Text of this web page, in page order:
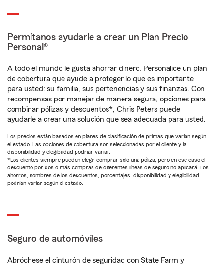
Permítanos ayudarle a crear un Plan Precio
Personal®
A todo el mundo le gusta ahorrar dinero. Personalice un plan
de cobertura que ayude a proteger lo que es importante
para usted: su familia, sus pertenencias y sus finanzas. Con
recompensas por manejar de manera segura, opciones para
combinar pólizas y descuentos*, Chris Peters puede
ayudarle a crear una solución que sea adecuada para usted.
Los precios están basados en planes de clasificación de primas que varían según
el estado. Las opciones de cobertura son seleccionadas por el cliente y la
disponibilidad y elegibilidad podrían variar.
*Los clientes siempre pueden elegir comprar solo una póliza, pero en ese caso el
descuento por dos o más compras de diferentes líneas de seguro no aplicará. Los
ahorros, nombres de los descuentos, porcentajes, disponibilidad y elegibilidad
podrían variar según el estado.
Seguro de automóviles
Abróchese el cinturón de seguridad con State Farm y